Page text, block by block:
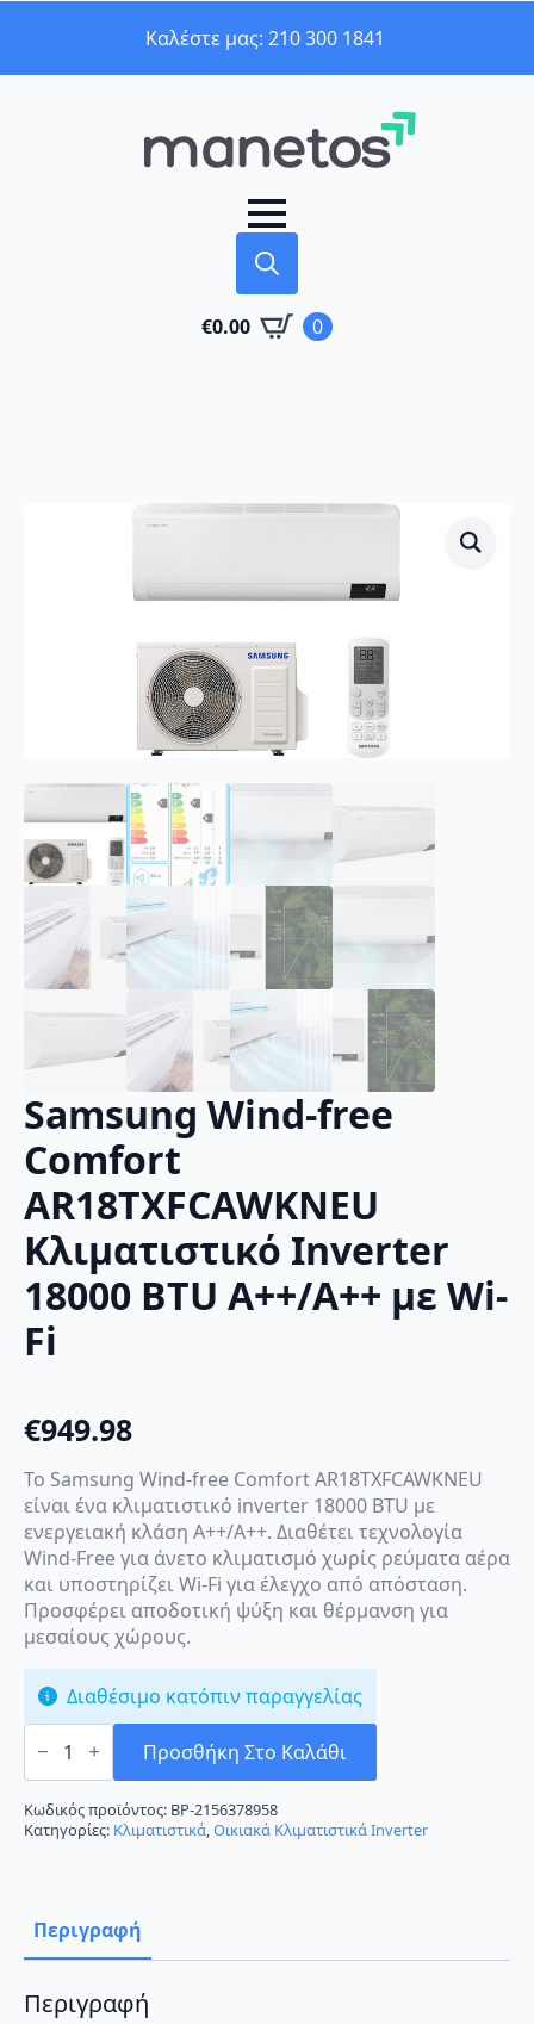
Καλέστε μας: 210 300 1841
for:
€0.00 0
Samsung Wind-free
Comfort
AR18TXFCAWKNEU
Κλιματιστικό Inverter
18000 BTU A++/A++ με Wi-
Fi
€949.98
Το Samsung Wind-free Comfort AR18TXFCAWKNEU
είναι ένα κλιματιστικό inverter 18000 BTU με
ενεργειακή κλάση A++/A++. Διαθέτει τεχνολογία
Wind-Free για άνετο κλιματισμό χωρίς ρεύματα αέρα
και υποστηρίζει Wi-Fi για έλεγχο από απόσταση.
Προσφέρει αποδοτική ψύξη και θέρμανση για
μεσαίους χώρους.
Διαθέσιμο κατόπιν παραγγελίας
Samsung
Wind-
Comfort
AR18TXFCAWKNEU
Κλιματιστικό
Inverter
με
Wi-
Fi
Προσθήκη Στο Καλάθι
Κωδικός προϊόντος: BP-2156378958
Κατηγορίες: Κλιματιστικά,Οικιακά Κλιματιστικά Inverter
Περιγραφή
Περιγραφή